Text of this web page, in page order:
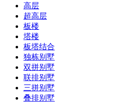
高层
超高层
板楼
塔楼
板塔结合
独栋别墅
双拼别墅
联排别墅
三拼别墅
叠排别墅